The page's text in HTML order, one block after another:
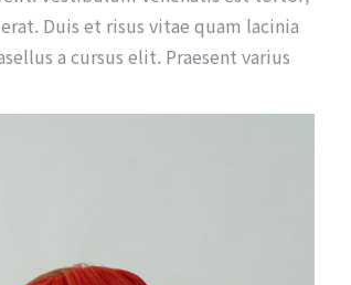
Duis et risus vitae quam lacinia
a cursus elit. Praesent varius